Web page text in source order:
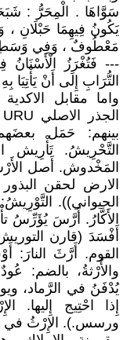
سَوَّاهَا . الْمِحَرُّ :
يَكُونُ فِيهِمَا حَبْلَانِ
مَعْطُوفٌ ، وَفِي
--- فَتُغْرَزُ
التُّرَابِ إِلَى أَنْ يَأْتِيَا
بينهم: حَمَل
التَّحْرِيشُ. تَأْرِيش
المَخْدوش. أَصل
الارض لحقن
الحيواني)).
الأَكَّارُ. أَرَّسَ يُؤَرِّسُ
أَفْسَدَ (قارن
القوم. أَرَّثَ النارَ:
والأُرْثةُ، بالضم:
يُدْفَنُ في الرَّماد،
إِذا احْتِيج
ورسس.). الإِرْثُ في